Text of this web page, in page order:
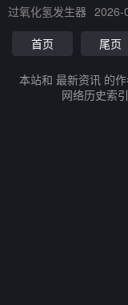
过氧化氢发生器 2026-
首页
尾页
本站和 最新资讯 的
网络历史索